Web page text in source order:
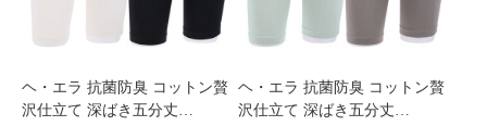
ヘ・エラ 抗菌防臭 コットン贅
沢仕立て 深ばき五分丈…
ヘ・エラ 抗菌防臭 コットン贅
沢仕立て 深ばき五分丈…